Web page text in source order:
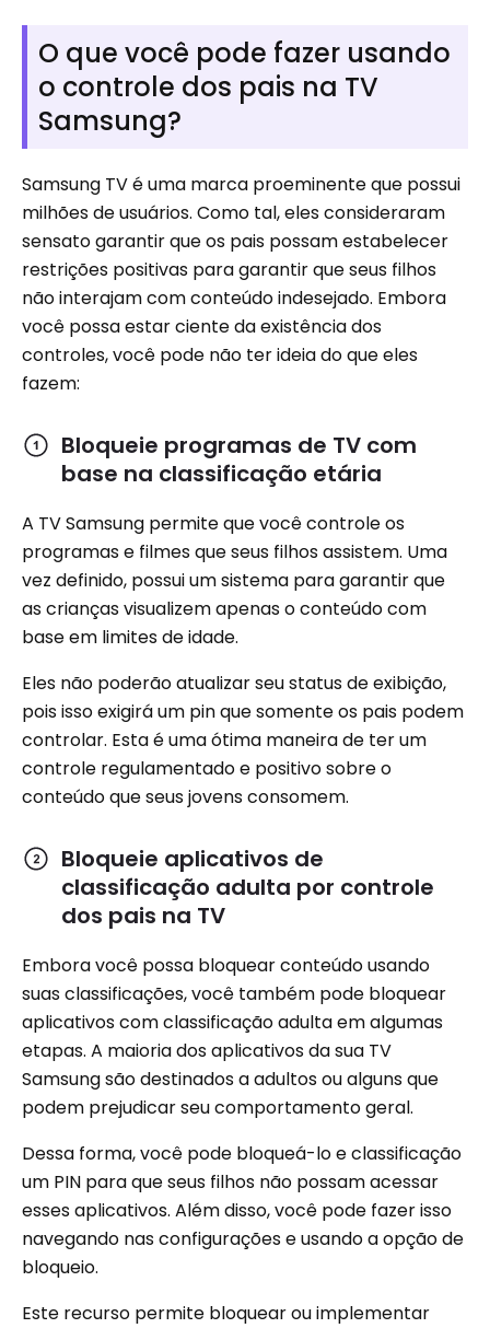
O que você pode fazer usando
o controle dos pais na TV
Samsung?
Samsung TV é uma marca proeminente que possui
milhões de usuários. Como tal, eles consideraram
sensato garantir que os pais possam estabelecer
restrições positivas para garantir que seus filhos
não interajam com conteúdo indesejado. Embora
você possa estar ciente da existência dos
controles, você pode não ter ideia do que eles
fazem:
Bloqueie programas de TV com
base na classificação etária
A TV Samsung permite que você controle os
programas e filmes que seus filhos assistem. Uma
vez definido, possui um sistema para garantir que
as crianças visualizem apenas o conteúdo com
base em limites de idade.
Eles não poderão atualizar seu status de exibição,
pois isso exigirá um pin que somente os pais podem
controlar. Esta é uma ótima maneira de ter um
controle regulamentado e positivo sobre o
conteúdo que seus jovens consomem.
Bloqueie aplicativos de
classificação adulta por controle
dos pais na TV
Embora você possa bloquear conteúdo usando
suas classificações, você também pode bloquear
aplicativos com classificação adulta em algumas
etapas. A maioria dos aplicativos da sua TV
Samsung são destinados a adultos ou alguns que
podem prejudicar seu comportamento geral.
Dessa forma, você pode bloqueá-lo e classificação
um PIN para que seus filhos não possam acessar
esses aplicativos. Além disso, você pode fazer isso
navegando nas configurações e usando a opção de
bloqueio.
Este recurso permite bloquear ou implementar